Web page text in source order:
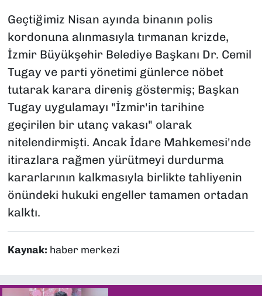
Geçtiğimiz Nisan ayında binanın polis
kordonuna alınmasıyla tırmanan krizde,
İzmir Büyükşehir Belediye Başkanı Dr. Cemil
Tugay ve parti yönetimi günlerce nöbet
tutarak karara direniş göstermiş; Başkan
Tugay uygulamayı "İzmir'in tarihine
geçirilen bir utanç vakası" olarak
nitelendirmişti. Ancak İdare Mahkemesi'nde
itirazlara rağmen yürütmeyi durdurma
kararlarının kalkmasıyla birlikte tahliyenin
önündeki hukuki engeller tamamen ortadan
kalktı.
Kaynak: haber merkezi